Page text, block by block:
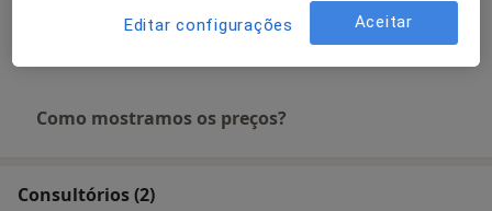
Como mostramos os preços?
Consultórios (2)
Editar configurações Aceitar